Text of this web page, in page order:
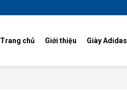
Trang chủ Giới thiệu Giày Adidas